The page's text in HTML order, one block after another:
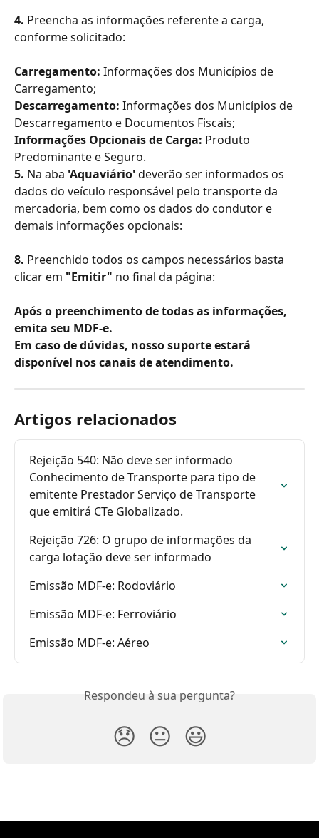
4. Preencha as informações referente a carga,
conforme solicitado:
Carregamento: Informações dos Municípios de
Carregamento;
Descarregamento: Informações dos Municípios de
Descarregamento e Documentos Fiscais;
Informações Opcionais de Carga: Produto
Predominante e Seguro.
5. Na aba 'Aquaviário' deverão ser informados os
dados do veículo responsável pelo transporte da
mercadoria, bem como os dados do condutor e
demais informações opcionais:
8. Preenchido todos os campos necessários basta
clicar em "Emitir" no final da página:
Após o preenchimento de todas as informações,
emita seu MDF-e.
Em caso de dúvidas, nosso suporte estará
disponível nos canais de atendimento.
Artigos relacionados
Rejeição 540: Não deve ser informado
Conhecimento de Transporte para tipo de
emitente Prestador Serviço de Transporte
que emitirá CTe Globalizado.
Rejeição 726: O grupo de informações da
carga lotação deve ser informado
Emissão MDF-e: Rodoviário
Emissão MDF-e: Ferroviário
Emissão MDF-e: Aéreo
Respondeu à sua pergunta?
😞 😐 😃